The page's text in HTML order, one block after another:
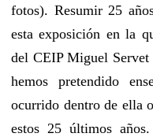
fotos). Resumir 25
esta exposición en la
del CEIP Miguel Servet
hemos pretendido
ocurrido dentro de ella
estos 25 últimos